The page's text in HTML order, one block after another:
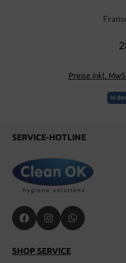
Preise inkl.
In
SERVICE-HOTLINE
SHOP SERVICE